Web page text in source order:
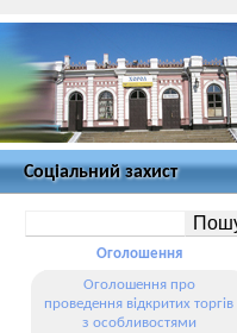
Соціальний захист
Оголошення
Оголошення про
проведення відкритих торгів
з особливостями